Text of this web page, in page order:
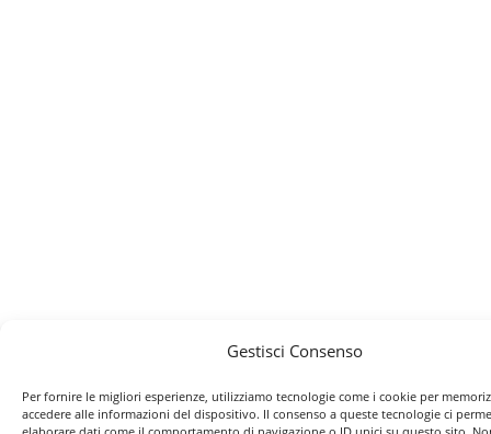
Gestisci Consenso
Per fornire le migliori esperienze, utilizziamo tecnologie come i cookie per
accedere alle informazioni del dispositivo. Il consenso a queste tecnologie ci